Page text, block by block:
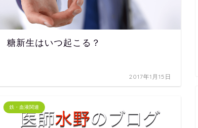
糖新生はいつ起こる？
2017年1月15日
鉄・血液関連